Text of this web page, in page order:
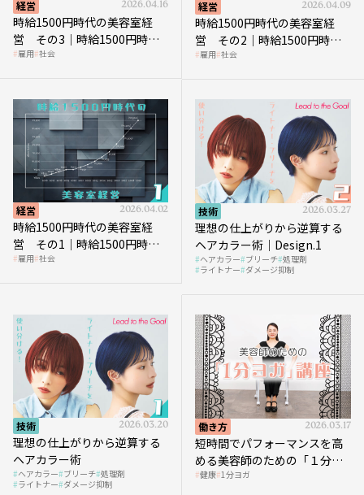
経営 2026.04.16
時給1500円時代の美容室経
営 その3｜時給1500円時
代、美容業はどのような影響
雇用 社会
経営 2026.04.09
時給1500円時代の美容室経
営 その2｜時給1500円時代
に支払う給与はいくらなのか
雇用 社会
経営 2026.04.02
時給1500円時代の美容室経
営 その1｜時給1500円時代
へ向かう社会的背景
雇用 社会
技術 2026.03.27
理想の仕上がりから逆算する
ヘアカラー術｜Design.1
ヘアカラー ブリーチ 処理剤
ライトナー ダメージ抑制
技術 2026.03.20
理想の仕上がりから逆算する
ヘアカラー術
ヘアカラー ブリーチ 処理剤
ライトナー ダメージ抑制
働き方 2026.03.17
短時間でパフォーマンスを高
める美容師のための「１分ヨ
ガ」講座｜実践編
健康 1分ヨガ